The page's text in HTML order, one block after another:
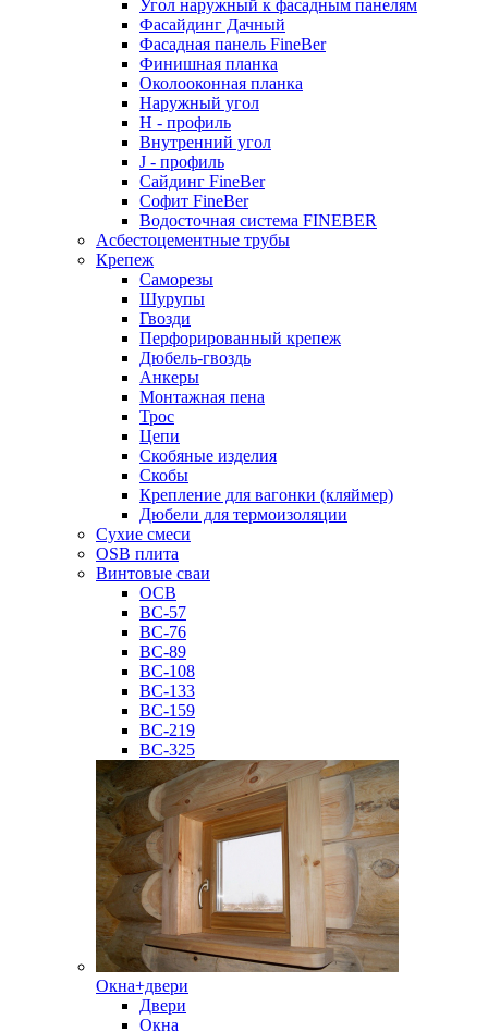
Угол наружный к фасадным панелям
Фасайдинг Дачный
Фасадная панель FineBer
Финишная планка
Околооконная планка
Наружный угол
H - профиль
Внутренний угол
J - профиль
Сайдинг FineBer
Софит FineBer
Водосточная система FINEBER
Асбестоцементные трубы
Крепеж
Саморезы
Шурупы
Гвозди
Перфорированный крепеж
Дюбель-гвоздь
Анкеры
Монтажная пена
Трос
Цепи
Скобяные изделия
Скобы
Крепление для вагонки (кляймер)
Дюбели для термоизоляции
Сухие смеси
OSB плита
Винтовые сваи
ОСВ
ВС-57
ВС-76
ВС-89
ВС-108
ВС-133
ВС-159
ВС-219
ВС-325
Окна+двери
Двери
Окна